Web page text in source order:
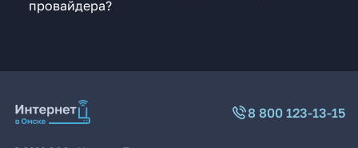
провайдера?
8 800 123-13-15